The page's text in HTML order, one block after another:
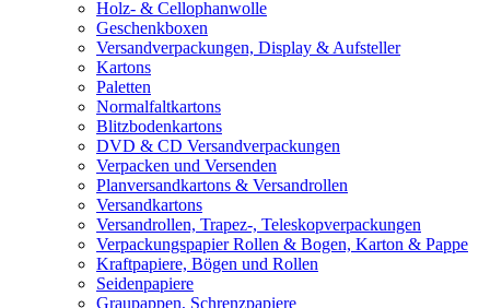
Holz- & Cellophanwolle
Geschenkboxen
Versandverpackungen, Display & Aufsteller
Kartons
Paletten
Normalfaltkartons
Blitzbodenkartons
DVD & CD Versandverpackungen
Verpacken und Versenden
Planversandkartons & Versandrollen
Versandkartons
Versandrollen, Trapez-, Teleskopverpackungen
Verpackungspapier Rollen & Bogen, Karton & Pappe
Kraftpapiere, Bögen und Rollen
Seidenpapiere
Graupappen, Schrenzpapiere